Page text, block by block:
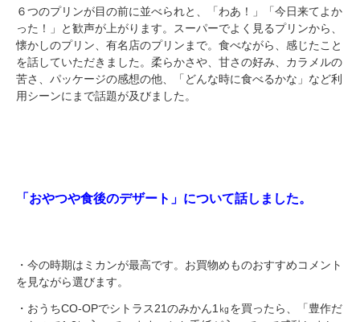
６つのプリンが目の前に並べられと、「わあ！」「今日来てよか
った！」と歓声が上がります。スーパーでよく見るプリンから、
懐かしのプリン、有名店のプリンまで。食べながら、感じたこと
を話していただきました。柔らかさや、甘さの好み、カラメルの
苦さ、パッケージの感想の他、「どんな時に食べるかな」など利
用シーンにまで話題が及びました。
「おやつや食後のデザート」について話しました。
・今の時期はミカンが最高です。お買物めものおすすめコメント
を見ながら選びます。
・おうちCO-OPでシトラス21のみかん1㎏を買ったら、「豊作だ